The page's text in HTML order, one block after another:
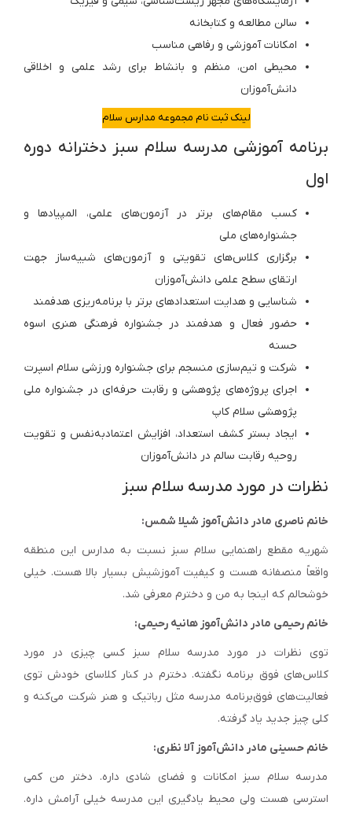
سالن مطالعه و کتابخانه
امکانات آموزشی و رفاهی مناسب
محیطی امن، منظم و بانشاط برای رشد علمی و اخلاقی
دانش‌آموزان
لینک ثبت نام مجموعه مدارس سلام
برنامه آموزشی مدرسه سلام سبز دخترانه دوره
اول
کسب مقام‌های برتر در آزمون‌های علمی، المپیادها و
جشنواره‌های ملی
برگزاری کلاس‌های تقویتی و آزمون‌های شبیه‌ساز جهت
ارتقای سطح علمی دانش‌آموزان
شناسایی و هدایت استعدادهای برتر با برنامه‌ریزی هدفمند
حضور فعال و هدفمند در جشنواره فرهنگی هنری اسوه
حسنه
شرکت و تیم‌سازی منسجم برای جشنواره ورزشی سلام اسپرت
اجرای پروژه‌های پژوهشی و رقابت حرفه‌ای در جشنواره ملی
پژوهشی سلام کاپ
ایجاد بستر کشف استعداد، افزایش اعتمادبه‌نفس و تقویت
روحیه رقابت سالم در دانش‌آموزان
نظرات در مورد مدرسه سلام سبز
خانم ناصری مادر دانش‌آموز شیلا شمس:
شهریه مقطع راهنمایی سلام سبز نسبت به مدارس این منطقه
واقعاً منصفانه هست و کیفیت آموزشیش بسیار بالا هست. خیلی
خوشحالم که اینجا به من و دخترم معرفی شد.
خانم رحیمی مادر دانش‌آموز هانیه رحیمی:
توی نظرات در مورد مدرسه سلام سبز کسی چیزی در مورد
کلاس‌های فوق برنامه نگفته. دخترم در کنار کلاسای خودش توی
فعالیت‌های فوق‌برنامه مدرسه مثل رباتیک و هنر شرکت می‌کنه و
کلی چیز جدید یاد گرفته.
خانم حسینی مادر دانش‌آموز آلا نظری:
مدرسه سلام سبز امکانات و فضای شادی داره. دختر من کمی
استرسی هست ولی محیط یادگیری این مدرسه خیلی آرامش داره.